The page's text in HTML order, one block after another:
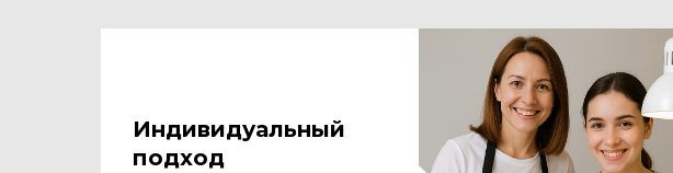
Индивидуальный
подход